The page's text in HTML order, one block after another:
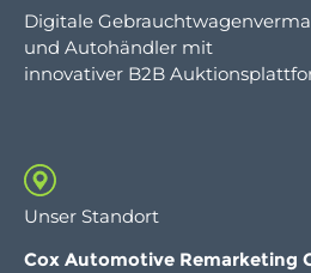
Digitale
und Autohändler mit
innovativer B2B
Unser Standort
Cox Automotive Remarketing